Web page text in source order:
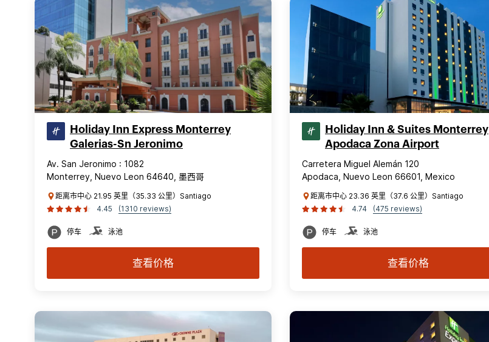
Holiday Inn Express Monterrey
Galerias-Sn Jeronimo
Av. San Jeronimo : 1082
Monterrey, Nuevo Leon 64640, 墨西哥
距离市中心 21.95 英里（35.33 公里）Santiago
4.45
(1310 reviews)
停车 泳池
查看价格
Holiday Inn & Suites Monterrey
Apodaca Zona Airport
Carretera Miguel Alemán 120
Apodaca, Nuevo Leon 66601, Mexico
距离市中心 23.36 英里（37.6 公里）Santiago
4.74
(475 reviews)
停车 泳池
查看价格